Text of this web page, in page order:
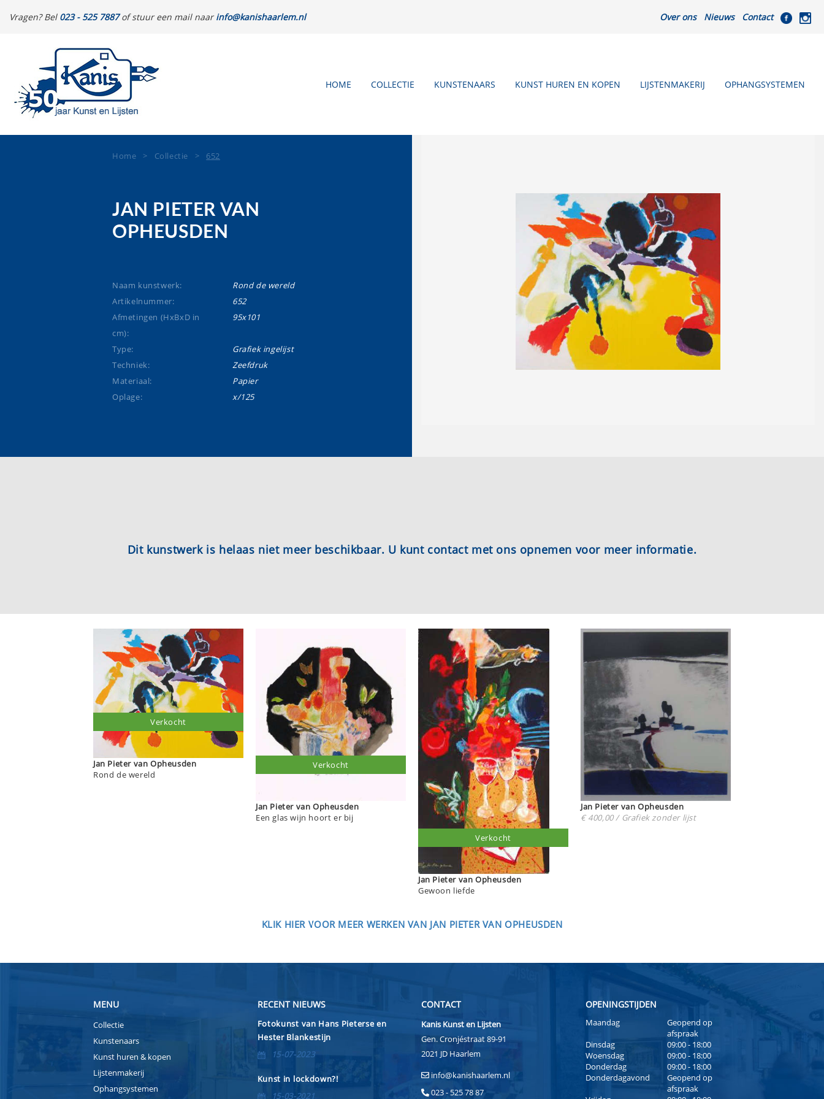
Vragen? Bel 023 - 525 7887of stuur een mail naarinfo@kanishaarlem.nl Over ons Nieuws Contact
HOME COLLECTIE KUNSTENAARS KUNST HUREN EN KOPEN LIJSTENMAKERIJ OPHANGSYSTEMEN
Home > Collectie > 652
JAN PIETER VAN
OPHEUSDEN
Naam kunstwerk:
Rond de wereld
Artikelnummer:
652
Afmetingen (HxBxD in
cm):
95x101
Type:
Grafiek ingelijst
Techniek:
Zeefdruk
Materiaal:
Papier
Oplage:
x/125
Dit kunstwerk is helaas niet meer beschikbaar. U kunt contact met ons opnemen voor meer informatie.
Jan Pieter van Opheusden
Rond de wereld
Verkocht
Jan Pieter van Opheusden
Een glas wijn hoort er bij
Verkocht
Jan Pieter van Opheusden
Gewoon liefde
Verkocht
Jan Pieter van Opheusden
€ 400,00 / Grafiek zonder lijst
KLIK HIER VOOR MEER WERKEN VAN JAN PIETER VAN OPHEUSDEN
MENU
Collectie
Kunstenaars
Kunst huren & kopen
Lijstenmakerij
Ophangsystemen
RECENT NIEUWS
Fotokunst van Hans Pieterse en
Hester Blankestijn
15-07-2023
Kunst in lockdown?!
15-03-2021
CONTACT
Kanis Kunst en Lijsten
Gen. Cronjéstraat 89-91
2021 JD Haarlem
info@kanishaarlem.nl
023 - 525 78 87
OPENINGSTIJDEN
Maandag
Geopend op
afspraak
Dinsdag
09:00 - 18:00
Woensdag
09:00 - 18:00
Donderdag
09:00 - 18:00
Donderdagavond
Geopend op
afspraak